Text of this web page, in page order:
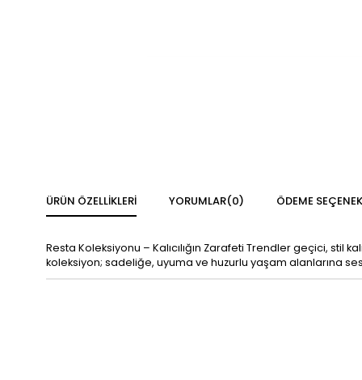
ÜRÜN ÖZELLIKLERI YORUMLAR(0) ÖDEME
Resta Koleksiyonu – Kalıcılığın Zarafeti Trendler geçici, stil
koleksiyon; sadeliğe, uyuma ve huzurlu yaşam alanlarına